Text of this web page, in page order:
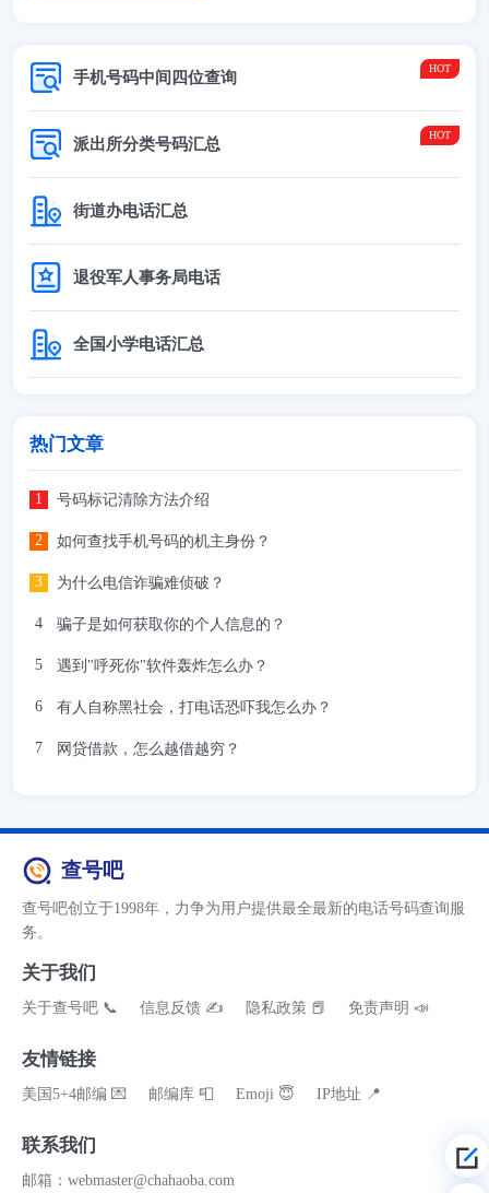
手机号码中间四位查询
派出所分类号码汇总
街道办电话汇总
退役军人事务局电话
全国小学电话汇总
热门文章
号码标记清除方法介绍
如何查找手机号码的机主身份？
为什么电信诈骗难侦破？
骗子是如何获取你的个人信息的？
遇到"呼死你"软件轰炸怎么办？
有人自称黑社会，打电话恐吓我怎么办？
网贷借款，怎么越借越穷？
查号吧
查号吧创立于1998年，力争为用户提供最全最新的电话号码查询服
务。
关于我们
关于查号吧 📞 信息反馈 ✍ 隐私政策 📕 免责声明 📣
友情链接
美国5+4邮编 💌 邮编库 📮 Emoji 😇 IP地址 📍
联系我们
邮箱：webmaster@chahaoba.com